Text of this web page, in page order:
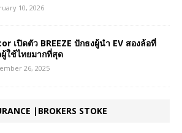
10, 2026
เปิดตัว BREEZE ปักธงผู้นำ EV สองล้อที่
ผู้ใช้ไทยมากที่สุด
26, 2025
|BROKERS STOKE